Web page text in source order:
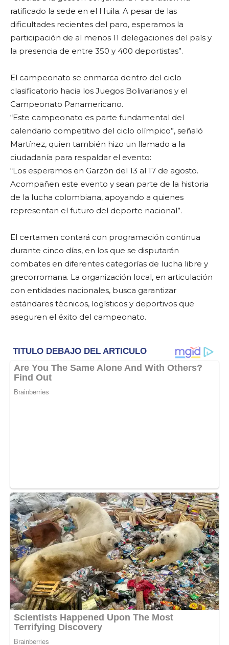
ratificado la sede en el Huila. A pesar de las
dificultades recientes del paro, esperamos la
participación de al menos 11 delegaciones del país y
la presencia de entre 350 y 400 deportistas”.
El campeonato se enmarca dentro del ciclo
clasificatorio hacia los Juegos Bolivarianos y el
Campeonato Panamericano.
“Este campeonato es parte fundamental del
calendario competitivo del ciclo olímpico”, señaló
Martínez, quien también hizo un llamado a la
ciudadanía para respaldar el evento:
“Los esperamos en Garzón del 13 al 17 de agosto.
Acompañen este evento y sean parte de la historia
de la lucha colombiana, apoyando a quienes
representan el futuro del deporte nacional”.
El certamen contará con programación continua
durante cinco días, en los que se disputarán
combates en diferentes categorías de lucha libre y
grecorromana. La organización local, en articulación
con entidades nacionales, busca garantizar
estándares técnicos, logísticos y deportivos que
aseguren el éxito del campeonato.